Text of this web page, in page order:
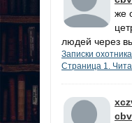
же
людей через
Записки
Страница 1.